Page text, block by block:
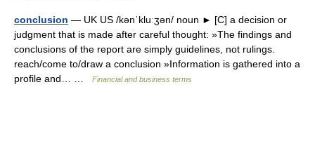
conclusion — UK US /kənˈkluːʒən/ noun ► [C] a decision or
judgment that is made after careful thought: »The findings and
conclusions of the report are simply guidelines, not rulings.
reach/come to/draw a conclusion »Information is gathered into a
profile and… …
Financial and business terms